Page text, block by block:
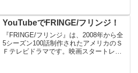
リカのSFロマンス映画です。 監督はドレ
YouTubeでFRINGE/フリンジ！
『FRINGE/フリンジ』は、2008年から全
5シーズン100話制作されたアメリカのＳ
Ｆテレビドラマです。映画スタートレッ